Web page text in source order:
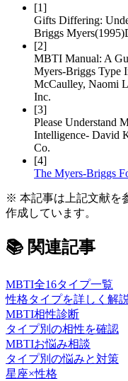
[1]
Gifts Differing:
Briggs Myers(1995)
[2]
MBTI Manual: A
Myers-Briggs Type
McCaulley, Naomi
Inc.
[3]
Please Understand
Intelligence- David
Co.
[4]
The Myers-Briggs
※ 本記事は上記文献を
作成しています。
📚 関連記事
MBTI全16タイプ一覧
性格タイプを詳しく解説
MBTI相性診断
タイプ別の相性を確認
MBTIお悩み相談
タイプ別の悩みと対策
星座×性格